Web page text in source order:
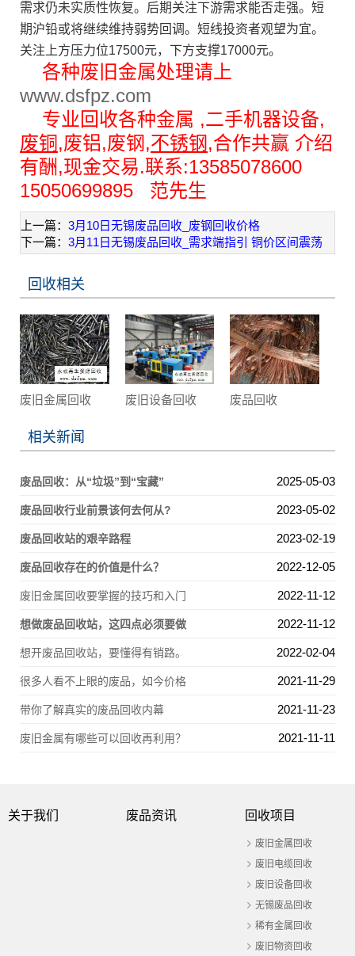
需求仍未实质性恢复。后期关注下游需求能否走强。短
期沪铅或将继续维持弱势回调。短线投资者观望为宜。
关注上方压力位17500元，下方支撑17000元。
各种废旧金属处理请上
www.dsfpz.com
专业回收各种金属 ,二手机器设备,
废铜,废铝,废钢,不锈钢,合作共赢 介绍
有酬,现金交易.联系:13585078600
15050699895 范先生
上一篇： 3月10日无锡废品回收_废钢回收价格
下一篇： 3月11日无锡废品回收_需求端指引 铜价区间震荡
回收相关
废旧金属回收 废旧设备回收 废品回收
相关新闻
废品回收：从“垃圾”到“宝藏” 2025-05-03
废品回收行业前景该何去何从? 2023-05-02
废品回收站的艰辛路程 2023-02-19
废品回收存在的价值是什么？ 2022-12-05
废旧金属回收要掌握的技巧和入门 2022-11-12
想做废品回收站，这四点必须要做 2022-11-12
想开废品回收站，要懂得有销路。 2022-02-04
很多人看不上眼的废品，如今价格 2021-11-29
带你了解真实的废品回收内幕 2021-11-23
废旧金属有哪些可以回收再利用？ 2021-11-11
关于我们 废品资讯 回收项目
废旧金属回收
废旧电缆回收
废旧设备回收
无锡废品回收
稀有金属回收
废旧物资回收